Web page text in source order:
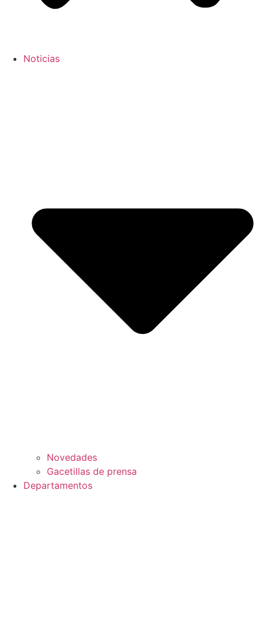
Noticias
Novedades
Gacetillas de prensa
Departamentos